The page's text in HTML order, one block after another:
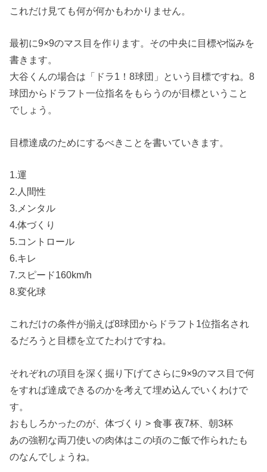
これだけ見ても何が何かもわかりません。
最初に9×9のマス目を作ります。その中央に目標や悩みを
書きます。
大谷くんの場合は「ドラ1！8球団」という目標ですね。8
球団からドラフト一位指名をもらうのが目標ということ
でしょう。
目標達成のためにするべきことを書いていきます。
1.運
2.人間性
3.メンタル
4.体づくり
5.コントロール
6.キレ
7.スピード160km/h
8.変化球
これだけの条件が揃えば8球団からドラフト1位指名され
るだろうと目標を立てたわけですね。
それぞれの項目を深く掘り下げてさらに9×9のマス目で何
をすれば達成できるのかを考えて埋め込んでいくわけで
す。
おもしろかったのが、体づくり > 食事 夜7杯、朝3杯
あの強靭な両刀使いの肉体はこの頃のご飯で作られたも
のなんでしょうね。